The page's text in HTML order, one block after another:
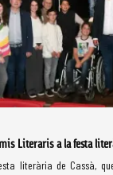
Literaris a la festa
literària de Cassà,